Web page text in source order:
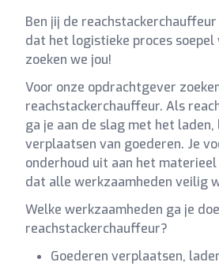
Ben jij de
dat het logistieke proces soepel
zoeken we jou!
Voor onze opdrachtgever
reachstackerchauffeur. Als
ga je aan de slag met het laden,
verplaatsen van goederen. Je
onderhoud uit aan het
dat alle werkzaamheden veilig
Welke werkzaamheden ga je
reachstackerchauffeur?
Goederen verplaatsen,